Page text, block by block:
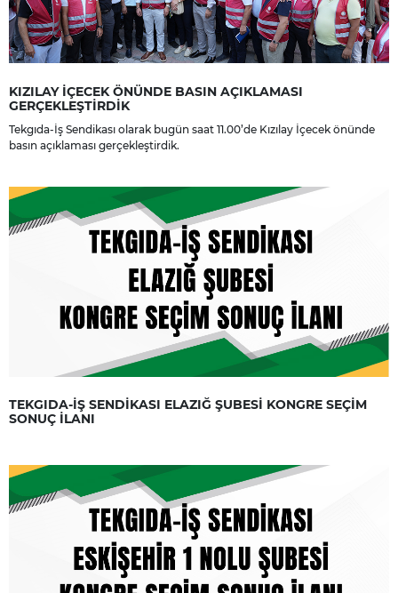
KIZILAY İÇECEK ÖNÜNDE BASIN AÇIKLAMASI
GERÇEKLEŞTİRDİK
Tekgıda-İş Sendikası olarak bugün saat 11.00’de Kızılay İçecek önünde
basın açıklaması gerçekleştirdik.
TEKGIDA-İŞ SENDİKASI ELAZIĞ ŞUBESİ KONGRE SEÇİM
SONUÇ İLANI